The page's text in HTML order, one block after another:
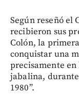
Según reseñó el
recibieron sus
Colón, la
conquistar una
precisamente
jabalina, durante
1980”.